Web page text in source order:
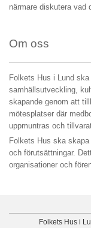
närmare diskutera vad
Om oss
Folkets Hus i Lund
samhällsutveckling,
skapande genom att
mötesplatser där
uppmuntras och
Folkets Hus ska
och förutsättningar.
organisationer och
Folkets Hus i